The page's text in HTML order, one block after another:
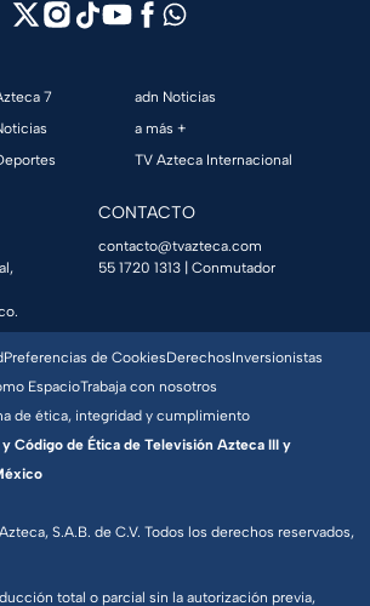
7
adn Noticias
a más +
TV Azteca Internacional
CONTACTO
contacto@tvazteca.com
55 1720 1313 | Conmutador
S.A.B. de C.V. Todos los derechos reservados,
total o parcial sin la autorización previa,
Preferencias de CookiesDerechosInversionistas
EspacioTrabaja con nosotros
de ética, integridad y cumplimiento
Código de Ética de Televisión Azteca III y